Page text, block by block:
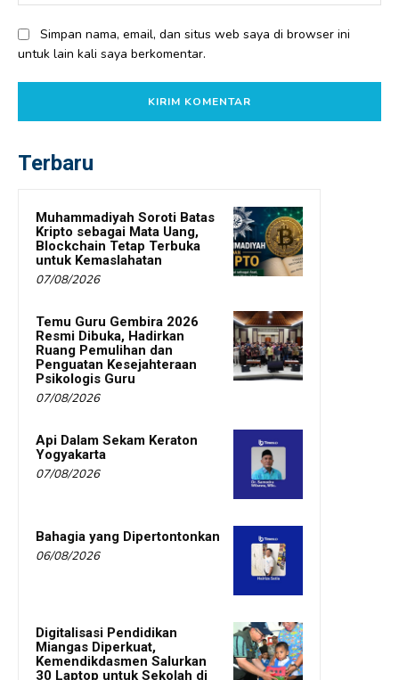
Simpan nama, email, dan situs web saya di browser ini
untuk lain kali saya berkomentar.
Terbaru
Muhammadiyah Soroti Batas
Kripto sebagai Mata Uang,
Blockchain Tetap Terbuka
untuk Kemaslahatan
07/08/2026
Temu Guru Gembira 2026
Resmi Dibuka, Hadirkan
Ruang Pemulihan dan
Penguatan Kesejahteraan
Psikologis Guru
07/08/2026
Api Dalam Sekam Keraton
Yogyakarta
07/08/2026
Bahagia yang Dipertontonkan
06/08/2026
Digitalisasi Pendidikan
Miangas Diperkuat,
Kemendikdasmen Salurkan
30 Laptop untuk Sekolah di